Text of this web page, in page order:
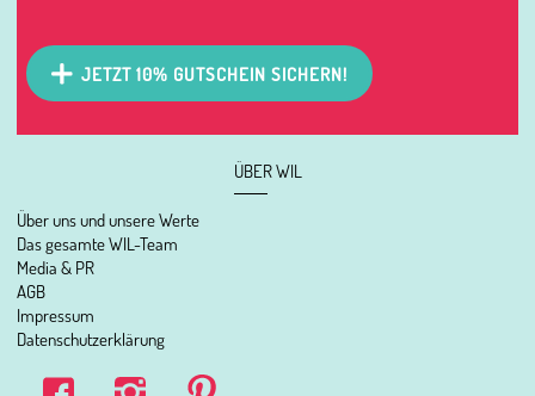
ÜBER WIL
Über uns und unsere Werte
Das gesamte WIL-Team
Media & PR
AGB
Impressum
Datenschutzerklärung
JETZT 10% GUTSCHEIN SICHERN!